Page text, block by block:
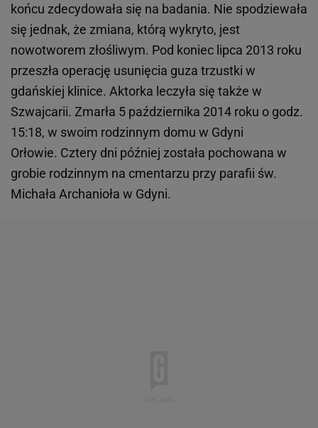
końcu zdecydowała się na badania. Nie spodziewała
się jednak, że zmiana, którą wykryto, jest
nowotworem złośliwym. Pod koniec lipca 2013 roku
przeszła operację usunięcia guza trzustki w
gdańskiej klinice. Aktorka leczyła się także w
Szwajcarii. Zmarła 5 października 2014 roku o godz.
15:18, w swoim rodzinnym domu w Gdyni
Orłowie. Cztery dni później została pochowana w
grobie rodzinnym na cmentarzu przy parafii św.
Michała Archanioła w Gdyni.